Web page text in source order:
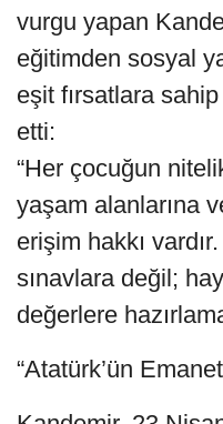
vurgu yapan
eğitimden sosyal
eşit fırsatlara
etti:
“Her çocuğun
yaşam alanlarına
erişim hakkı
sınavlara değil;
değerlere
“Atatürk’ün